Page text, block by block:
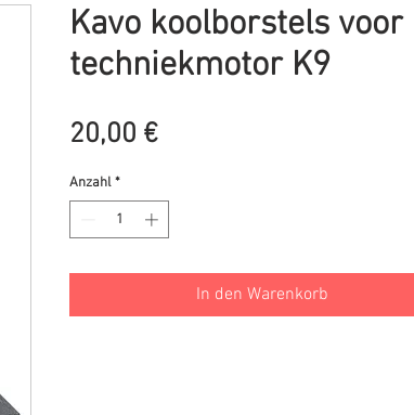
Kavo koolborstels voor
techniekmotor K9
20,00 €Preis
Anzahl *
In den Warenkorb